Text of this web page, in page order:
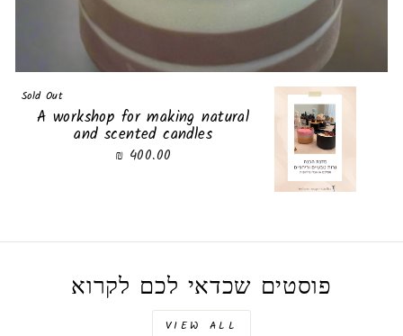
Sold Out
A workshop for making natural
and scented candles
400.00 ₪
פוסטים שכדאי לכם לקרוא
VIEW ALL